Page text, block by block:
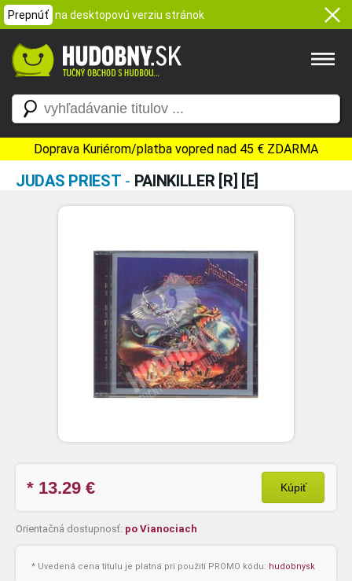
Prepnúť na desktopovú verziu stránok
Doprava Kuriérom/platba vopred nad 45 € ZDARMA
JUDAS PRIEST - PAINKILLER [R] [E]
* 13.29 € Kúpiť
Orientačná dostupnosť: po Vianociach
* Uvedená cena titulu je platná pri použití PROMO kódu: hudobnysk